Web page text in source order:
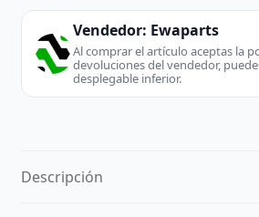
Vendedor: Ewaparts
Al comprar el artículo aceptas la
devoluciones del vendedor,
desplegable inferior.
Descripción